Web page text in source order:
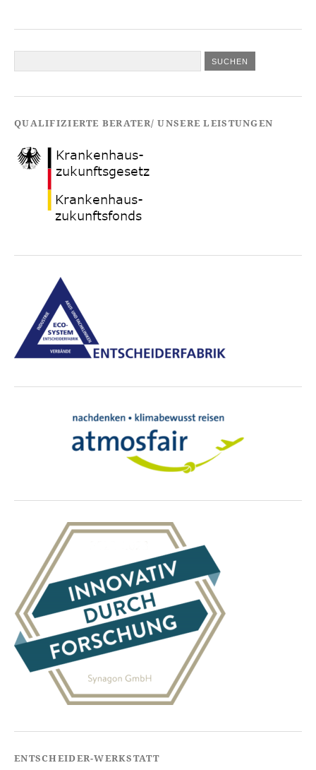
QUALIFIZIERTE BERATER/ UNSERE LEISTUNGEN
ENTSCHEIDER-WERKSTATT